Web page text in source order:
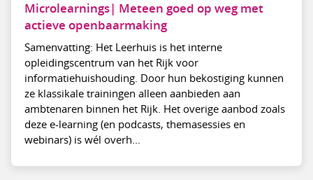
Microlearnings| Meteen goed op weg met
actieve openbaarmaking
Samenvatting: Het Leerhuis is het interne
opleidingscentrum van het Rijk voor
informatiehuishouding. Door hun bekostiging kunnen
ze klassikale trainingen alleen aanbieden aan
ambtenaren binnen het Rijk. Het overige aanbod zoals
deze e-learning (en podcasts, themasessies en
webinars) is wél overh...